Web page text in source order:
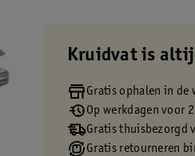
Kruidvat is
Gratis ophalen in de
Op werkdagen voor
Gratis thuisbezorgd
Gratis retourneren